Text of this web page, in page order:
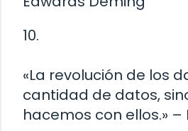
10.
«La revolución de los
cantidad de datos,
hacemos con ellos.» –